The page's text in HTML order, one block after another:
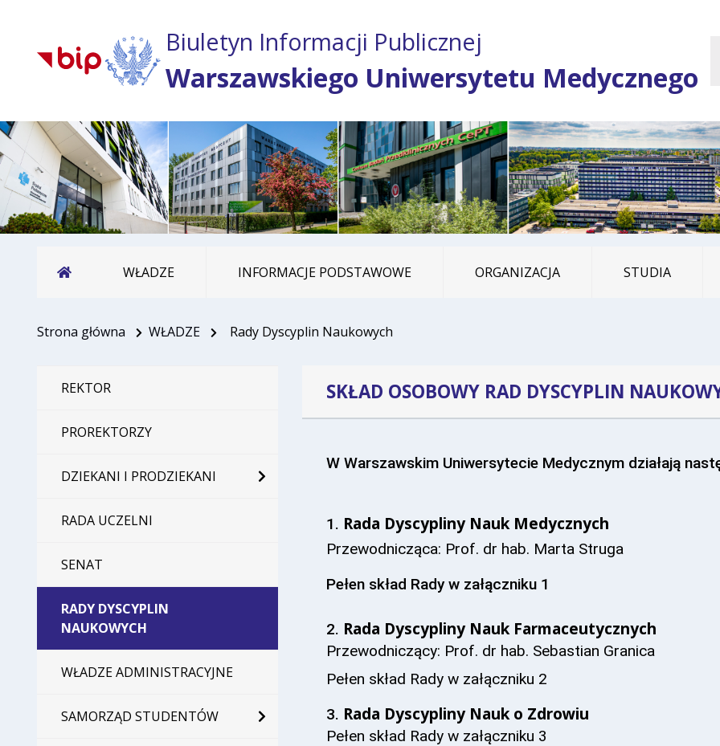
głównego menu
Biuletyn Informacji Publicznej
Warszawskiego Uniwersytetu Medycznego
Strona główna
WŁADZE INFORMACJE PODSTAWOWE ORGANIZACJA STUDIA
Strona główna WŁADZE Rady Dyscyplin Naukowych
REKTOR
PROREKTORZY
DZIEKANI I PRODZIEKANI
RADA UCZELNI
SENAT
RADY DYSCYPLIN
NAUKOWYCH
WŁADZE ADMINISTRACYJNE
SAMORZĄD STUDENTÓW
SKŁAD OSOBOWY RAD DYSCYPLIN
W Warszawskim Uniwersytecie Medycznym działają
1. Rada Dyscypliny Nauk Medycznych
Przewodnicząca: Prof. dr hab. Marta Struga
Pełen skład Rady w załączniku 1
2. Rada Dyscypliny Nauk Farmaceutycznych
Przewodniczący: Prof. dr hab. Sebastian Granica
Pełen skład Rady w załączniku 2
3. Rada Dyscypliny Nauk o Zdrowiu
Pełen skład Rady w załączniku 3